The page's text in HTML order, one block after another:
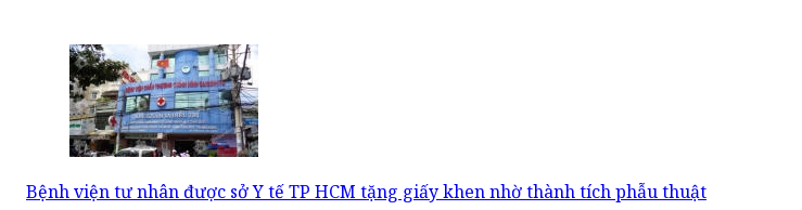
Bệnh viện tư nhân được sở Y tế TP HCM tặng giấy khen nhờ thành tích phẫu thuật